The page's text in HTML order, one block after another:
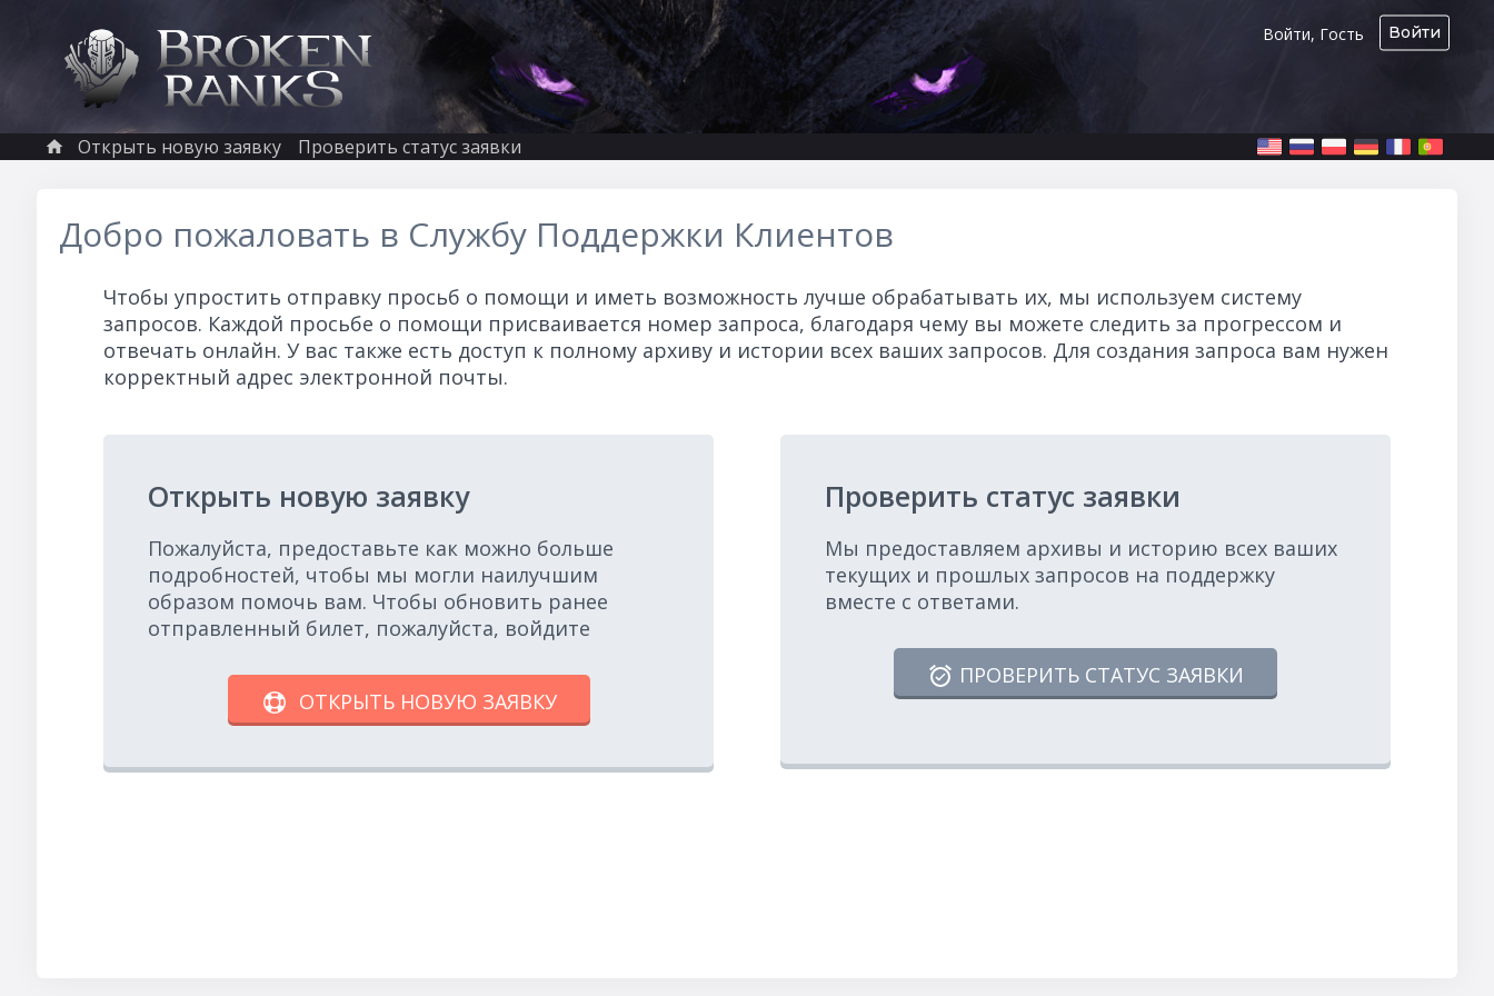
Войти, Гость Войти
Открыть новую заявку Проверить статус заявки
Добро пожаловать в Службу Поддержки Клиентов
Чтобы упростить отправку просьб о помощи и иметь возможность лучше обрабатывать их, мы используем систему
запросов. Каждой просьбе о помощи присваивается номер запроса, благодаря чему вы можете следить за прогрессом и
отвечать онлайн. У вас также есть доступ к полному архиву и истории всех ваших запросов. Для создания запроса вам нужен
корректный адрес электронной почты.
Открыть новую заявку
Пожалуйста, предоставьте как можно больше
подробностей, чтобы мы могли наилучшим
образом помочь вам. Чтобы обновить ранее
отправленный билет, пожалуйста, войдите
ОТКРЫТЬ НОВУЮ ЗАЯВКУ
Проверить статус заявки
Мы предоставляем архивы и историю всех ваших
текущих и прошлых запросов на поддержку
вместе с ответами.
ПРОВЕРИТЬ СТАТУС ЗАЯВКИ